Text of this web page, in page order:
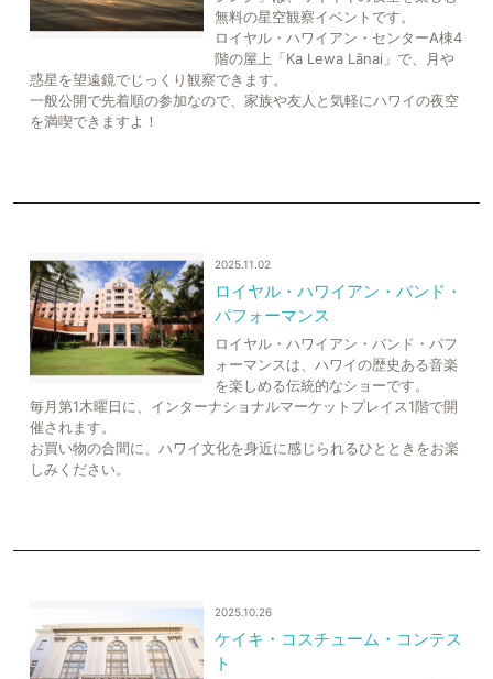
無料の星空観察イベントです。
ロイヤル・ハワイアン・センターA棟4
階の屋上「Ka Lewa Lānai」で、月や
惑星を望遠鏡でじっくり観察できます。
一般公開で先着順の参加なので、家族や友人と気軽にハワイの夜空
を満喫できますよ！
2025.11.02
ロイヤル・ハワイアン・バンド・
パフォーマンス
ロイヤル・ハワイアン・バンド・パフ
ォーマンスは、ハワイの歴史ある音楽
を楽しめる伝統的なショーです。
毎月第1木曜日に、インターナショナルマーケットプレイス1階で開
催されます。
お買い物の合間に、ハワイ文化を身近に感じられるひとときをお楽
しみください。
2025.10.26
ケイキ・コスチューム・コンテス
ト